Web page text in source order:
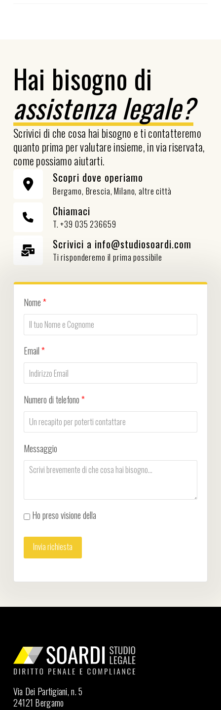
Hai bisogno di
assistenza legale?
Scrivici di che cosa hai bisogno e ti contatteremo
quanto prima per valutare insieme, in via riservata,
come possiamo aiutarti.
Scopri dove operiamo
Bergamo, Brescia, Milano, altre città
Chiamaci
T. +39 035 236659
Scrivici a info@studiosoardi.com
Ti risponderemo il prima possibile
Nome*
Email*
Numero di telefono*
Messaggio
Ho preso visione della
Via Dei Partigiani, n. 5
24121 Bergamo